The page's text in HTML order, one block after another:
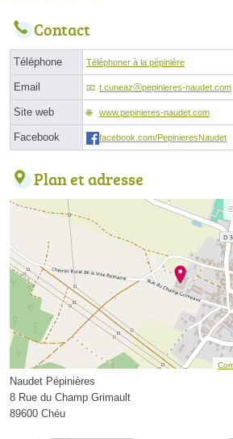
Contact
Téléphone Téléphoner à la pépinière
Email t.cuneazⓐpepinieres-naudet.com
Site web www.pepinieres-naudet.com
Facebook facebook.com/PepinieresNaudet
Plan et adresse
Naudet Pépinières
8 Rue du Champ Grimault
89600 Chéu